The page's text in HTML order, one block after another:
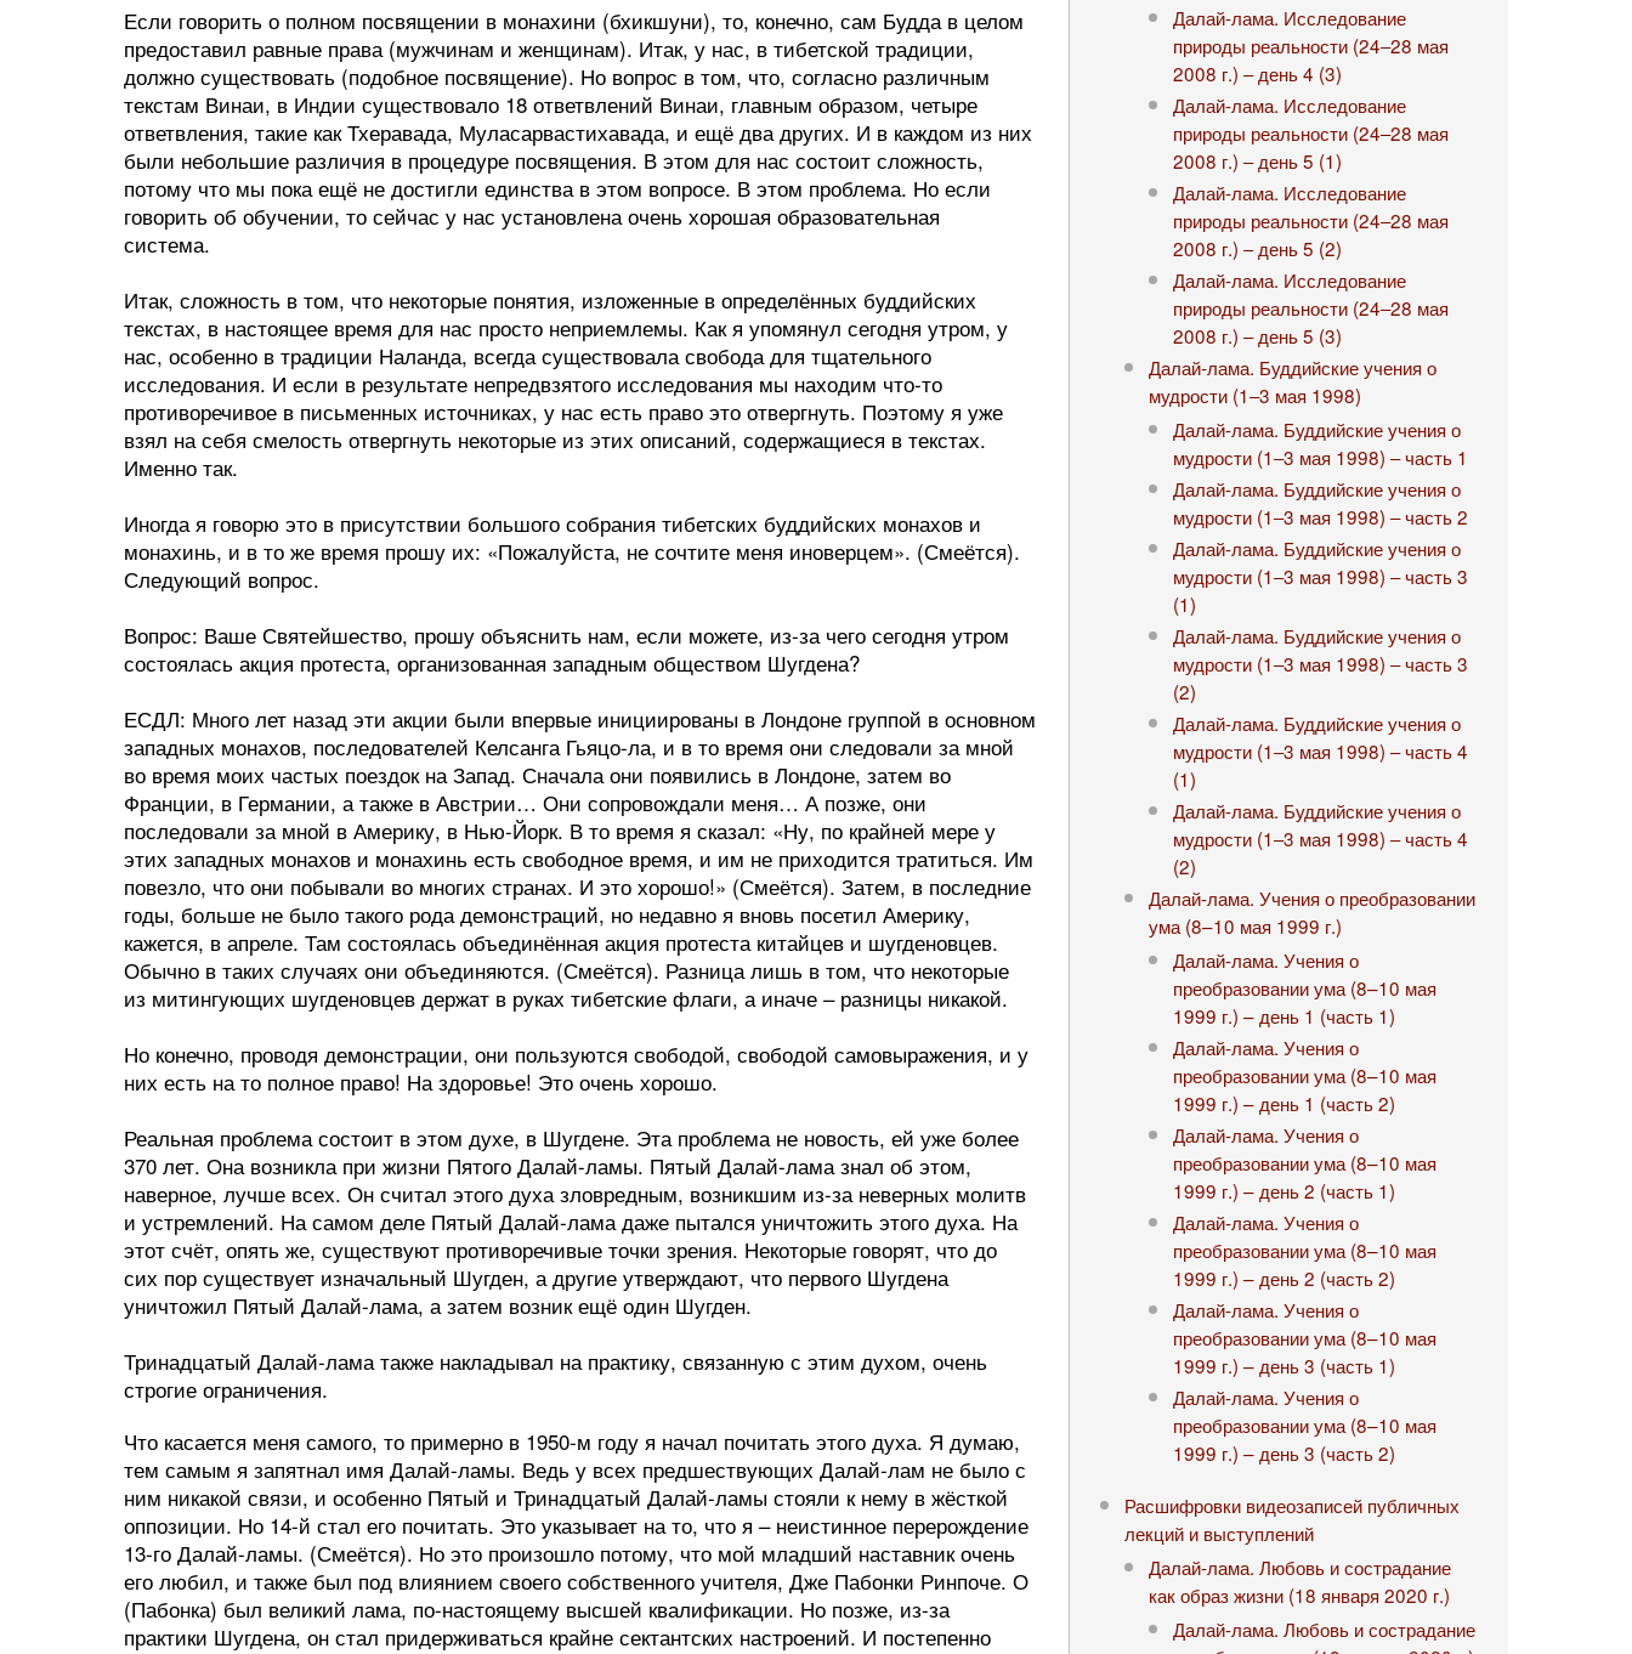
Если говорить о полном посвящении в монахини (бхикшуни), то, конечно, сам Будда в целом
предоставил равные права (мужчинам и женщинам). Итак, у нас, в тибетской традиции,
должно существовать (подобное посвящение). Но вопрос в том, что, согласно различным
текстам Винаи, в Индии существовало 18 ответвлений Винаи, главным образом, четыре
ответвления, такие как Тхеравада, Муласарвастихавада, и ещё два других. И в каждом из них
были небольшие различия в процедуре посвящения. В этом для нас состоит сложность,
потому что мы пока ещё не достигли единства в этом вопросе. В этом проблема. Но если
говорить об обучении, то сейчас у нас установлена очень хорошая образовательная
система.
Итак, сложность в том, что некоторые понятия, изложенные в определённых буддийских
текстах, в настоящее время для нас просто неприемлемы. Как я упомянул сегодня утром, у
нас, особенно в традиции Наланда, всегда существовала свобода для тщательного
исследования. И если в результате непредвзятого исследования мы находим что-то
противоречивое в письменных источниках, у нас есть право это отвергнуть. Поэтому я уже
взял на себя смелость отвергнуть некоторые из этих описаний, содержащиеся в текстах.
Именно так.
Иногда я говорю это в присутствии большого собрания тибетских буддийских монахов и
монахинь, и в то же время прошу их: «Пожалуйста, не сочтите меня иноверцем». (Смеётся).
Следующий вопрос.
Вопрос: Ваше Святейшество, прошу объяснить нам, если можете, из-за чего сегодня утром
состоялась акция протеста, организованная западным обществом Шугдена?
ЕСДЛ: Много лет назад эти акции были впервые инициированы в Лондоне группой в основном
западных монахов, последователей Келсанга Гьяцо-ла, и в то время они следовали за мной
во время моих частых поездок на Запад. Сначала они появились в Лондоне, затем во
Франции, в Германии, а также в Австрии… Они сопровождали меня… А позже, они
последовали за мной в Америку, в Нью-Йорк. В то время я сказал: «Ну, по крайней мере у
этих западных монахов и монахинь есть свободное время, и им не приходится тратиться. Им
повезло, что они побывали во многих странах. И это хорошо!» (Смеётся). Затем, в последние
годы, больше не было такого рода демонстраций, но недавно я вновь посетил Америку,
кажется, в апреле. Там состоялась объединённая акция протеста китайцев и шугденовцев.
Обычно в таких случаях они объединяются. (Смеётся). Разница лишь в том, что некоторые
из митингующих шугденовцев держат в руках тибетские флаги, а иначе – разницы никакой.
Но конечно, проводя демонстрации, они пользуются свободой, свободой самовыражения, и у
них есть на то полное право! На здоровье! Это очень хорошо.
Реальная проблема состоит в этом духе, в Шугдене. Эта проблема не новость, ей уже более
370 лет. Она возникла при жизни Пятого Далай-ламы. Пятый Далай-лама знал об этом,
наверное, лучше всех. Он считал этого духа зловредным, возникшим из-за неверных молитв
и устремлений. На самом деле Пятый Далай-лама даже пытался уничтожить этого духа. На
этот счёт, опять же, существуют противоречивые точки зрения. Некоторые говорят, что до
сих пор существует изначальный Шугден, а другие утверждают, что первого Шугдена
уничтожил Пятый Далай-лама, а затем возник ещё один Шугден.
Тринадцатый Далай-лама также накладывал на практику, связанную с этим духом, очень
строгие ограничения.
Что касается меня самого, то примерно в 1950-м году я начал почитать этого духа. Я думаю,
тем самым я запятнал имя Далай-ламы. Ведь у всех предшествующих Далай-лам не было с
ним никакой связи, и особенно Пятый и Тринадцатый Далай-ламы стояли к нему в жёсткой
оппозиции. Но 14-й стал его почитать. Это указывает на то, что я – неистинное перерождение
13-го Далай-ламы. (Смеётся). Но это произошло потому, что мой младший наставник очень
его любил, и также был под влиянием своего собственного учителя, Дже Пабонки Ринпоче. О
(Пабонка) был великий лама, по-настоящему высшей квалификации. Но позже, из-за
практики Шугдена, он стал придерживаться крайне сектантских настроений. И постепенно
Далай-лама. Исследование
природы реальности (24‒28 мая
2008 г.) ‒ день 4 (3)
Далай-лама. Исследование
природы реальности (24‒28 мая
2008 г.) ‒ день 5 (1)
Далай-лама. Исследование
природы реальности (24‒28 мая
2008 г.) ‒ день 5 (2)
Далай-лама. Исследование
природы реальности (24‒28 мая
2008 г.) ‒ день 5 (3)
Далай-лама. Буддийские учения о
мудрости (1‒3 мая 1998)
Далай-лама. Буддийские учения о
мудрости (1‒3 мая 1998) ‒ часть 1
Далай-лама. Буддийские учения о
мудрости (1‒3 мая 1998) ‒ часть 2
Далай-лама. Буддийские учения о
мудрости (1‒3 мая 1998) ‒ часть 3
(1)
Далай-лама. Буддийские учения о
мудрости (1‒3 мая 1998) ‒ часть 3
(2)
Далай-лама. Буддийские учения о
мудрости (1‒3 мая 1998) ‒ часть 4
(1)
Далай-лама. Буддийские учения о
мудрости (1‒3 мая 1998) ‒ часть 4
(2)
Далай-лама. Учения о преобразовании
ума (8–10 мая 1999 г.)
Далай-лама. Учения о
преобразовании ума (8–10 мая
1999 г.) – день 1 (часть 1)
Далай-лама. Учения о
преобразовании ума (8–10 мая
1999 г.) – день 1 (часть 2)
Далай-лама. Учения о
преобразовании ума (8–10 мая
1999 г.) – день 2 (часть 1)
Далай-лама. Учения о
преобразовании ума (8–10 мая
1999 г.) – день 2 (часть 2)
Далай-лама. Учения о
преобразовании ума (8–10 мая
1999 г.) – день 3 (часть 1)
Далай-лама. Учения о
преобразовании ума (8–10 мая
1999 г.) – день 3 (часть 2)
Расшифровки видеозаписей публичных
лекций и выступлений
Далай-лама. Любовь и сострадание
как образ жизни (18 января 2020 г.)
Далай-лама. Любовь и сострадание